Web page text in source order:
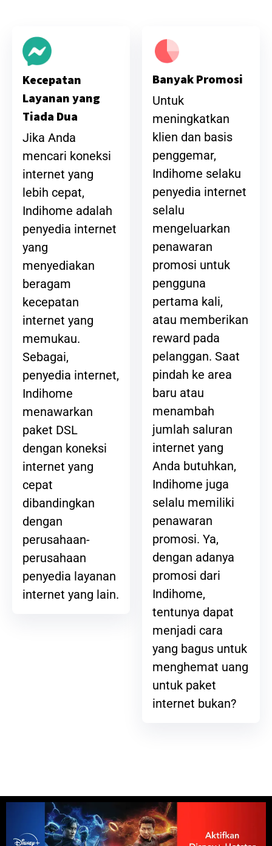
Kecepatan
Layanan yang
Tiada Dua
Jika Anda
mencari koneksi
internet yang
lebih cepat,
Indihome adalah
penyedia internet
yang
menyediakan
beragam
kecepatan
internet yang
memukau.
Sebagai,
penyedia internet,
Indihome
menawarkan
paket DSL
dengan koneksi
internet yang
cepat
dibandingkan
dengan
perusahaan-
perusahaan
penyedia layanan
internet yang lain.
Banyak Promosi
Untuk
meningkatkan
klien dan basis
penggemar,
Indihome selaku
penyedia internet
selalu
mengeluarkan
penawaran
promosi untuk
pengguna
pertama kali,
atau memberikan
reward pada
pelanggan. Saat
pindah ke area
baru atau
menambah
jumlah saluran
internet yang
Anda butuhkan,
Indihome juga
selalu memiliki
penawaran
promosi. Ya,
dengan adanya
promosi dari
Indihome,
tentunya dapat
menjadi cara
yang bagus untuk
menghemat uang
untuk paket
internet bukan?